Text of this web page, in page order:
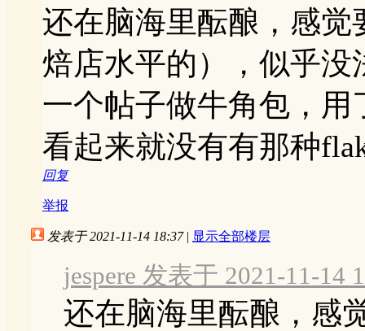
还在脑海里酝酿，感
焙店水平的），似乎
一个帖子做牛角包，
看起来就没有有那种
回复
举报
发表于 2021-11-14 18:37 | 显示全部楼层
jespere 发表于 2021-11-14
还在脑海里酝酿，感